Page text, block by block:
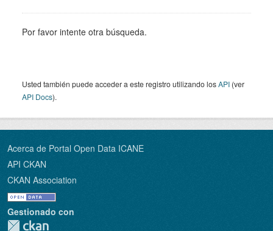
Por favor intente otra búsqueda.
Usted también puede acceder a este registro utilizando losAPI (ver
API Docs).
Acerca de Portal Open Data ICANE
API CKAN
CKAN Association
Gestionado con